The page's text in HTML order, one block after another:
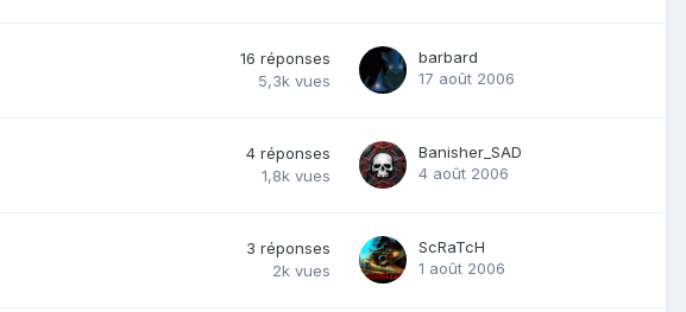
16 réponses
5,3k vues
barbard
17 août 2006
4 réponses
1,8k vues
Banisher_SAD
4 août 2006
3 réponses
2k vues
ScRaTcH
1 août 2006